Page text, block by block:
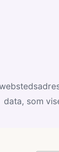
data, som